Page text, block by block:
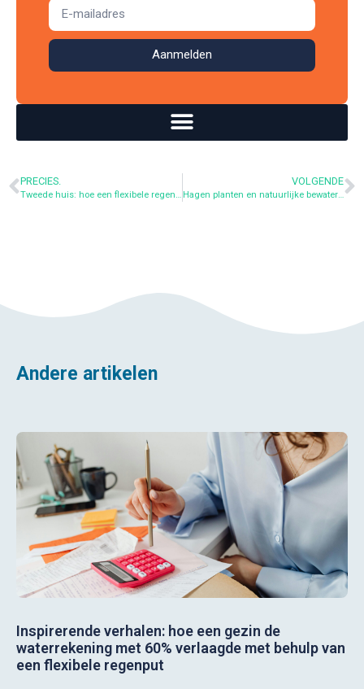
Aanmelden
PRECIES.
Tweede huis: hoe een flexibele regenbak het besproeien kan vereenvoudigen als je er niet het hele jaar bent
VOLGENDE
Hagen planten en natuurlijke bewatering: optimaal gebruik maken van regenwater zonder elektrische pomp
Andere artikelen
Inspirerende verhalen: hoe een gezin de
waterrekening met 60% verlaagde met behulp van
een flexibele regenput